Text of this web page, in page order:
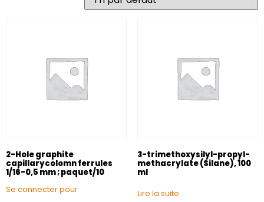
2-Hole graphite
capillarycolomn ferrules
1/16-0,5 mm ; paquet/10
Se connecter pour
3-trimethoxysilyl-propyl-
methacrylate (Silane), 100
ml
Lire la suite